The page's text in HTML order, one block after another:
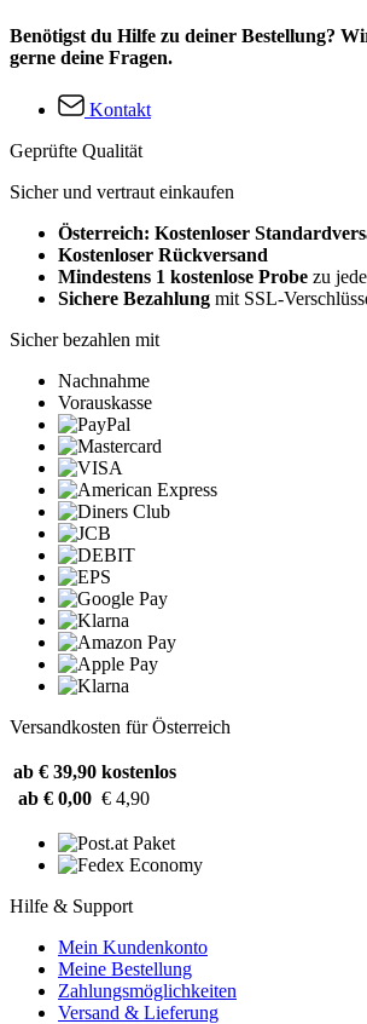
Benötigst du Hilfe zu deiner Bestellung?
gerne deine Fragen.
Kontakt
Geprüfte Qualität
Sicher und vertraut einkaufen
Österreich: Kostenloser
Kostenloser Rückversand
Mindestens 1 kostenlose Probe zu
Sichere Bezahlung mit SSL-
Sicher bezahlen mit
Nachnahme
Vorauskasse
Versandkosten für Österreich
ab € 39,90 kostenlos
ab € 0,00 € 4,90
Hilfe & Support
Mein Kundenkonto
Meine Bestellung
Zahlungsmöglichkeiten
Versand & Lieferung